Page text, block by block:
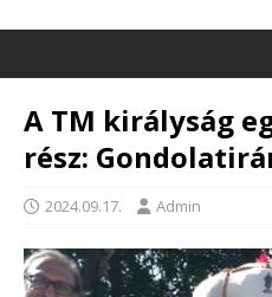
A TM királyság
rész:
2024.09.17. Admin